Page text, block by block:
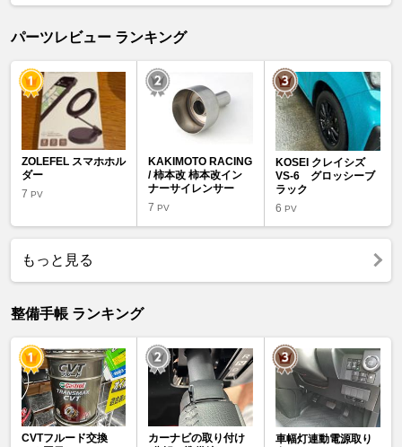
パーツレビュー ランキング
ZOLEFEL スマホホル
ダー
7 PV
KAKIMOTO RACING
/ 柿本改 柿本改イン
ナーサイレンサー
7PV
KOSEI クレイシズ
VS-6 グロッシーブ
ラック
6 PV
もっと見る
整備手帳 ランキング
CVTフルード交換
カーナビの取り付け
車幅灯連動電源取り